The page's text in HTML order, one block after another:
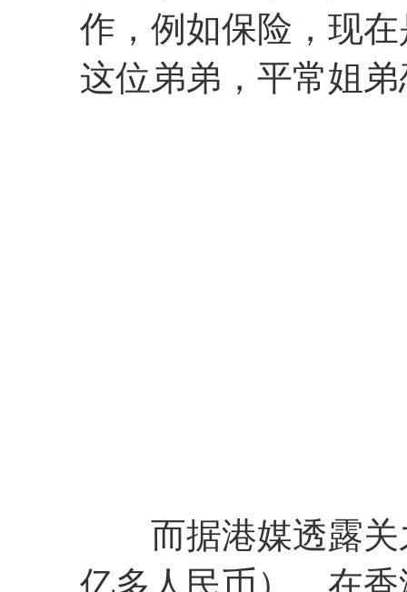
作，例如保险，现
这位弟弟，平常姐
而据港媒透露关
亿多人民币），在